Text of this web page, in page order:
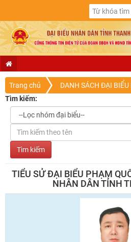
Trang chủ
DANH SÁCH ĐẠI BIỂU
Tìm kiếm:
TIỂU SỬ ĐẠI BIỂU PHẠM
NHÂN DÂN TỈNH